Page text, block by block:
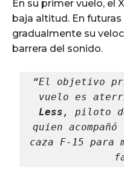
En su primer vuelo, el
baja altitud. En
gradualmente su
barrera del sonido.
“El objetivo
vuelo es
Less , piloto
quien
caza F-15 para